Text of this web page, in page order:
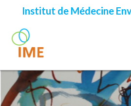
Institut de Médecine